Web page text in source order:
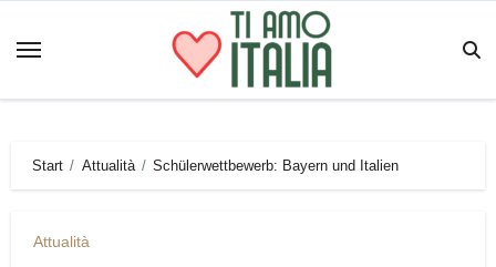
Inhalt
Start Attualità Schülerwettbewerb: Bayern und Italien
Attualità